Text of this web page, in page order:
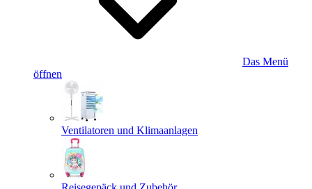
Das Menü
öffnen
Ventilatoren und Klimaanlagen